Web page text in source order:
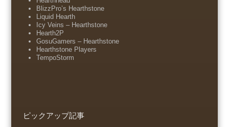
BlizzPro’s Hearthstone
Liquid Hearth
Icy Veins – Hearthstone
Hearth2P
GosuGamers – Hearthstone
Hearthstone Players
TempoStorm
ピックアップ記事